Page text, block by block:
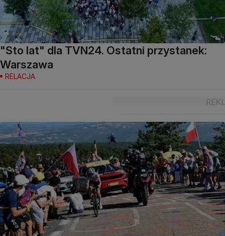
"Sto lat" dla TVN24. Ostatni przystanek:
Warszawa
RELACJA